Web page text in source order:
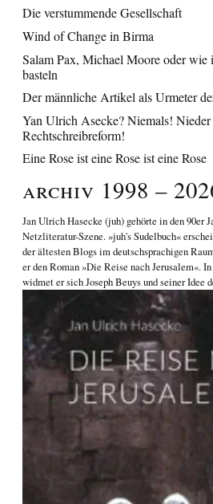
Die verstummende Gesellschaft
Wind of Change in Birma
Salam Pax, Michael Moore oder wie
basteln
Der männliche Artikel als Urmeter
Yan Ulrich Asecke? Niemals!
Rechtschreibreform!
Eine Rose ist eine Rose ist eine Rose
Archiv 1998 –
Jan Ulrich Hasecke (juh) gehörte in den 90er
Netzliteratur-Szene. »juh's Sudelbuch«
der ältesten Blogs im deutschsprachigen
er den Roman»Die Reise nach Jerusalem«.
widmet er sichJoseph Beuys und seiner Idee